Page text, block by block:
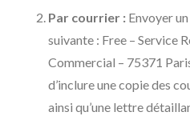
Par courrier : Envoyer
suivante : Free – Service
Commercial – 75371
d’inclure une copie des
ainsi qu’une lettre